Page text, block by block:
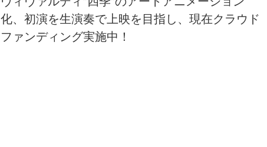
化、初演を生演奏で上映を目指し、現在クラウド
ファンディング実施中！